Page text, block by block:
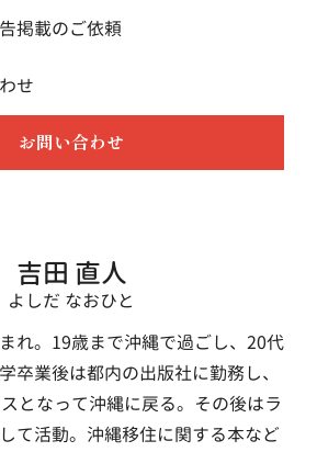
掲載のご依頼
せ
お問い合わせ
吉田 直人
よしだ なおひと
れ。19歳まで沖縄で過ごし、20代
卒業後は都内の出版社に勤務し、
となって沖縄に戻る。その後はラ
て活動。沖縄移住に関する本など